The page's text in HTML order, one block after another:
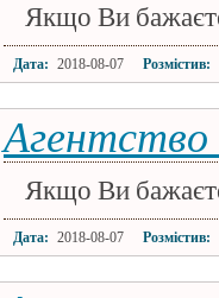
Якщо Ви
Дата: 2018-08-07 Розмістив:
Агентство
Якщо Ви
Дата: 2018-08-07 Розмістив: